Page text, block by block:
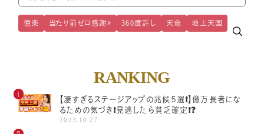
億楽 当たり前ゼロ感謝® 360度許し 天命 地上天国
RANKING
【凄すぎるステージアップの兆候５選❗️】億万長者にな
るための気づき❗️見逃したら貧乏確定❗️❓
2023.10.27